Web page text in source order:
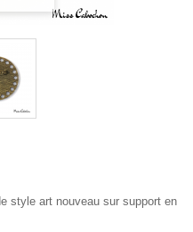
style art nouveau sur support en